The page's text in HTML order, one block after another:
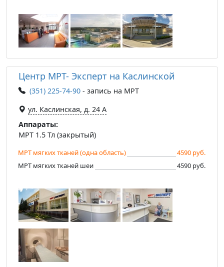
Центр МРТ- Эксперт на Каслинской
(351) 225-74-90 - запись на МРТ
ул. Каслинская, д. 24 А
Аппараты:
МРТ 1.5 Тл (закрытый)
МРТ мягких тканей (одна область)
4590 руб.
МРТ мягких тканей шеи
4590 руб.